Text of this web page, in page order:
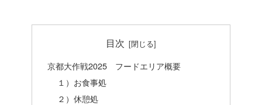
目次
京都大作戦2025 フードエリア概要
１）お食事処
２）休憩処